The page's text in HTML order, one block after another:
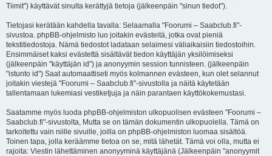
Tiimit") käyttävät sinulta kerättyjä tietoja (jälkeenpäin "sinun tiedot").
Tietojasi kerätään kahdella tavalla: Selaamalla "Foorumi – Saabclub.fi"-
sivustoa. phpBB-ohjelmisto luo joitakin evästeitä, jotka ovat pieniä
tekstitiedostoja. Nämä tiedostot ladataan selaimesi väliaikaisiin tiedostoihin.
Ensimmäiset kaksi evästettä sisältävät tiedon käyttäjän yksilöimiseksi
(jälkeenpäin "käyttäjän id") ja anonyymin session tunnisteen. (jälkeenpäin
"istunto id") Saat automaattiseti myös kolmannen evästeen, kun olet selannut
joitakin viestejä "Foorumi – Saabclub.fi"-sivustolla ja näitä käytetään
tallentamaan lukemiasi vestiketjuja ja näin parantaen käyttökokemustasi.
Saatamme myös luoda phpBB-ohjelmiston ulkopuolisen evästeen "Foorumi –
Saabclub.fi"-sivustolta, Mutta se on tämän dokumentin ulkopuolella. Tämä on
tarkoitettu vain niille sivuille, joilla on phpBB-ohjelmiston luomaa sisältöä.
Toinen tapa, jolla keräämme tietoa on se, mitä lähetät. Tämä voi olla, mutta ei
rajoita: Viestin lähettäminen anonyyminä käyttäjänä (Jälkeenpäin "anonyymit